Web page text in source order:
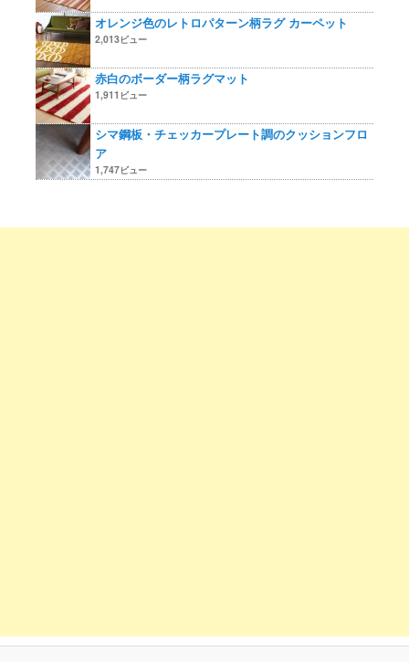
オレンジ色のレトロパターン柄ラグ カーペット
2,013ビュー
赤白のボーダー柄ラグマット
1,911ビュー
シマ鋼板・チェッカープレート調のクッションフロ
ア
1,747ビュー